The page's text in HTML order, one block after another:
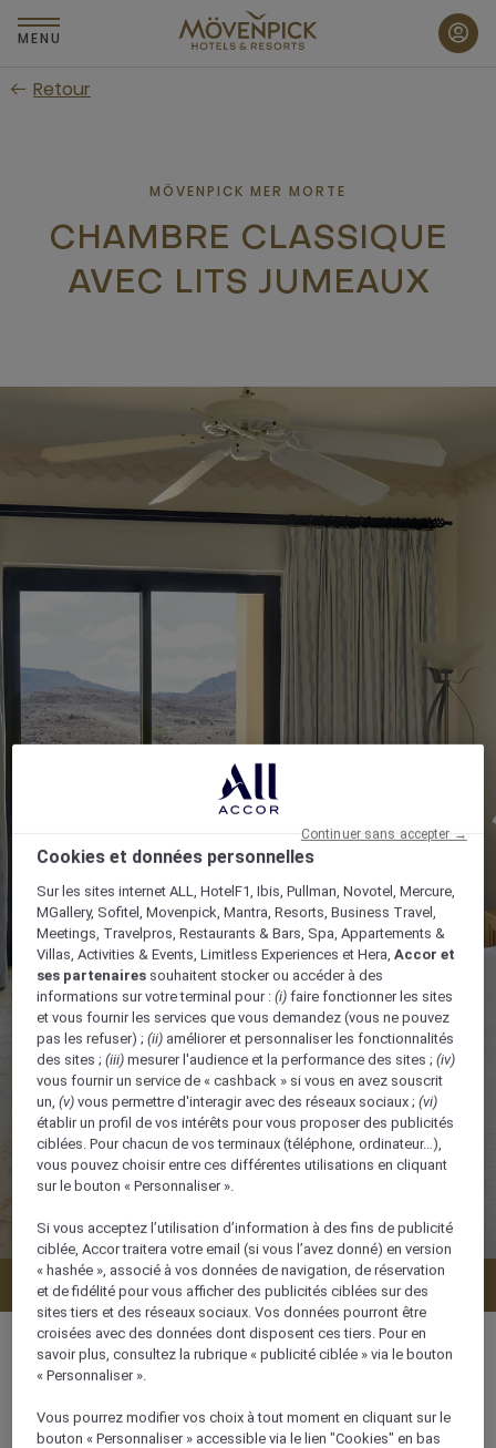
Passer
au
principal
MENU
Retour
MÖVENPICK MER MORTE
CHAMBRE CLASSIQUE
AVEC LITS JUMEAUX
Vérifier la disponibilité
29 m²
Cookies et données personnelles
Sur les sites internet ALL, HotelF1, Ibis, Pullman, Novotel, Mercure,
MGallery, Sofitel, Movenpick, Mantra, Resorts, Business Travel,
Meetings, Travelpros, Restaurants & Bars, Spa, Appartements &
Villas, Activities & Events, Limitless Experiences et Hera,Accor et
ses partenaires souhaitent stocker ou accéder à des
informations sur votre terminal pour :(i) faire fonctionner les sites
et vous fournir les services que vous demandez (vous ne pouvez
pas les refuser) ;(ii) améliorer et personnaliser les fonctionnalités
des sites ;(iii) mesurer l'audience et la performance des sites ;(iv)
vous fournir un service de « cashback » si vous en avez souscrit
un,(v) vous permettre d'interagir avec des réseaux sociaux ;(vi)
établir un profil de vos intérêts pour vous proposer des publicités
ciblées. Pour chacun de vos terminaux (téléphone, ordinateur…),
vous pouvez choisir entre ces différentes utilisations en cliquant
sur le bouton « Personnaliser ».
Si vous acceptez l’utilisation d’information à des fins de publicité
ciblée, Accor traitera votre email (si vous l’avez donné) en version
« hashée », associé à vos données de navigation, de réservation
et de fidélité pour vous afficher des publicités ciblées sur des
sites tiers et des réseaux sociaux. Vos données pourront être
croisées avec des données dont disposent ces tiers. Pour en
savoir plus, consultez la rubrique « publicité ciblée » via le bouton
« Personnaliser ».
Vous pourrez modifier vos choix à tout moment en cliquant sur le
bouton « Personnaliser » accessible via le lien "Cookies" en bas
Continuer sans accepter →